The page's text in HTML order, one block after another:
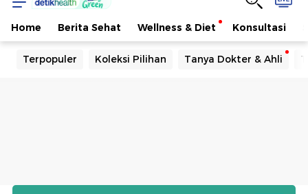
Home Berita Sehat Wellness & Diet Konsultasi
Terpopuler Koleksi Pilihan Tanya Dokter & Ahli